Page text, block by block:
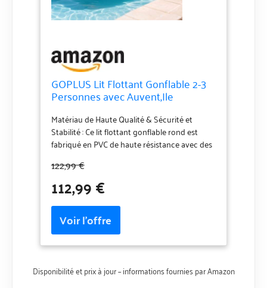
GOPLUS Lit Flottant Gonflable 2-3
Personnes avec Auvent,Ile
Gonflable Flottuer Geant pour
Piscine,Plage,Terrasse,Charge Max
180 KG,186X186 X 155 CM sans
Souffleur (Rond)
Matériau de Haute Qualité & Sécurité et
Stabilité : Ce lit flottant gonflable rond est
fabriqué en PVC de haute résistance avec des
lit gonflable est équipé de tiges en fibre de
verre solides pour assurer sécurité et fiabilité
et résister aux fluctuations. Sièges et Coussins
Confortables : Ce lit flottant gonflable est doté
d'un dossier et d'accoudoirs qui épousent
parfaitement les courbes de votre corps, vous
permettant de vous reposer dans votre
beaucoup de place pour se détendre, et les 3
122,99 €
112,99 €
Disponibilité et prix à jour – informations fournies par Amazon